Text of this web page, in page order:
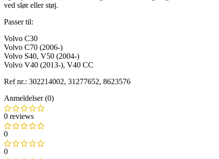
ved slør eller støj.
Passer til:
Volvo C30
Volvo C70 (2006-)
Volvo S40, V50 (2004-)
Volvo V40 (2013-), V40 CC
Ref nr.: 302214002, 31277652, 8623576
Anmeldelser (0)
0 reviews
0
0